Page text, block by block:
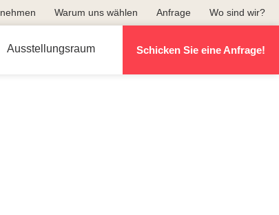
Warum uns wählen Anfrage Wo sind wir?
Ausstellungsraum Schicken Sie eine Anfrage!